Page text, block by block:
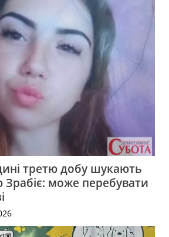
третю добу шукають
Зрабіє: може перебувати